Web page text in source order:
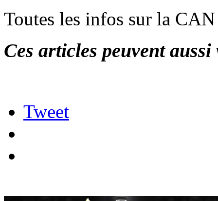
Toutes les infos sur la
Ces articles peuvent
Tweet